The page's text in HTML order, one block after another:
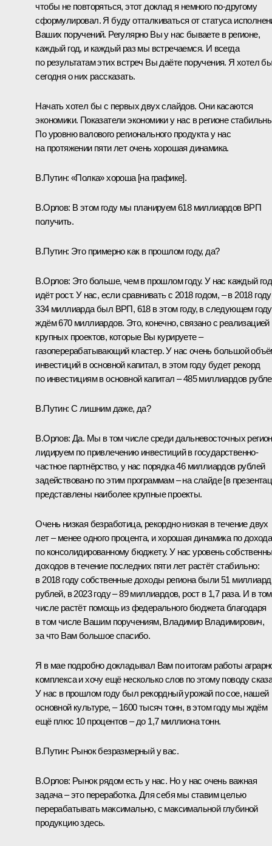
чтобы не повторяться, этот доклад я немного по-другому
сформулировал. Я буду отталкиваться от статуса
Ваших поручений. Регулярно Вы у нас бываете в регионе,
каждый год, и каждый раз мы встречаемся. И всегда
по результатам этих встреч Вы даёте поручения. Я хотел
сегодня о них рассказать.
Начать хотел бы с первых двух слайдов. Они касаются
экономики. Показатели экономики у нас в регионе
По уровню валового регионального продукта у нас
на протяжении пяти лет очень хорошая динамика.
В.Путин: «Полка» хороша [на графике].
В.Орлов: В этом году мы планируем 618 миллиардов ВРП
получить.
В.Путин: Это примерно как в прошлом году, да?
В.Орлов: Это больше, чем в прошлом году. У нас каждый год
идёт рост. У нас, если сравнивать с 2018 годом, – в 2018 году
334 миллиарда был ВРП, 618 в этом году, в следующем году
ждём 670 миллиардов. Это, конечно, связано с реализацией
крупных проектов, которые Вы курируете –
газоперерабатывающий кластер. У нас очень большой
инвестиций в основной капитал, в этом году будет рекорд
по инвестициям в основной капитал – 485 миллиардов
В.Путин: С лишним даже, да?
В.Орлов: Да. Мы в том числе среди дальневосточных
лидируем по привлечению инвестиций в государственно-
частное партнёрство, у нас порядка 46 миллиардов рублей
задействовано по этим программам – на слайде [в
представлены наиболее крупные проекты.
Очень низкая безработица, рекордно низкая в течение двух
лет – менее одного процента, и хорошая динамика по
по консолидированному бюджету. У нас уровень
доходов в течение последних пяти лет растёт стабильно:
в 2018 году собственные доходы региона были 51 миллиард
рублей, в 2023 году – 89 миллиардов, рост в 1,7 раза. И в том
числе растёт помощь из федерального бюджета благодаря
в том числе Вашим поручениям, Владимир Владимирович,
за что Вам большое спасибо.
Я в мае подробно докладывал Вам по итогам работы
комплекса и хочу ещё несколько слов по этому поводу
У нас в прошлом году был рекордный урожай по сое, нашей
основной культуре, – 1600 тысяч тонн, в этом году мы ждём
ещё плюс 10 процентов – до 1,7 миллиона тонн.
В.Путин: Рынок безразмерный у вас.
В.Орлов: Рынок рядом есть у нас. Но у нас очень важная
задача – это переработка. Для себя мы ставим целью
перерабатывать максимально, с максимальной глубиной
продукцию здесь.